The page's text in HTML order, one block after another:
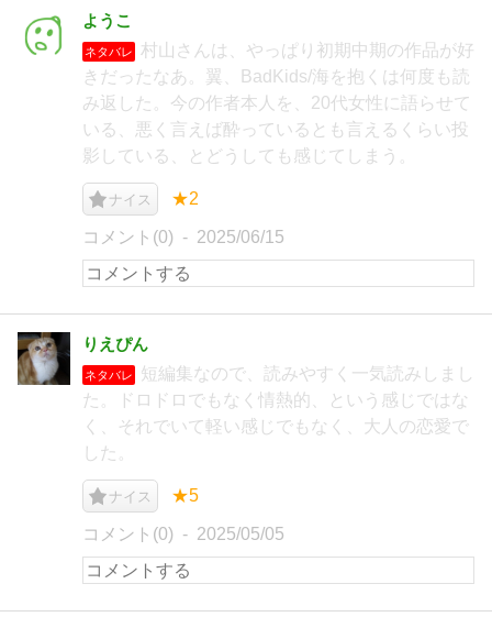
ようこ
ネタバレ
村山さんは、やっぱり初期中期の作品が好
きだったなあ。翼、BadKids/海を抱くは何度も読
み返した。今の作者本人を、20代女性に語らせて
いる、悪く言えば酔っているとも言えるくらい投
影している、とどうしても感じてしまう。
ナイス ★2
コメント(0) 2025/06/15
りえぴん
ネタバレ
短編集なので、読みやすく一気読みしまし
た。ドロドロでもなく情熱的、という感じではな
く、それでいて軽い感じでもなく、大人の恋愛で
した。
ナイス ★5
コメント(0) 2025/05/05